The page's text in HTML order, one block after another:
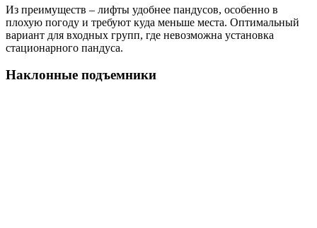
Из преимуществ – лифты удобнее пандусов, особенно в
плохую погоду и требуют куда меньше места. Оптимальный
вариант для входных групп, где невозможна установка
стационарного пандуса.
Наклонные подъемники